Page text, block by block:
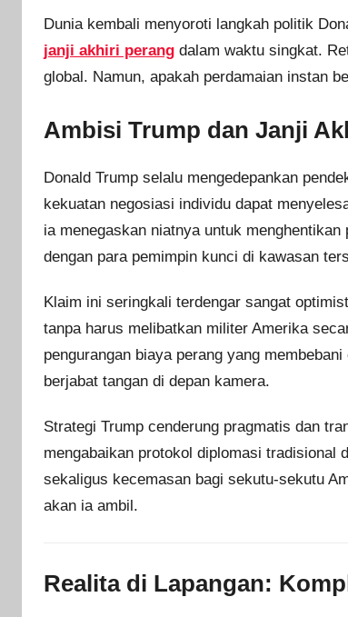
Dunia kembali menyoroti langkah politik
janji akhiri perang dalam waktu singkat.
global. Namun, apakah perdamaian instan
Ambisi Trump dan Janji
Donald Trump selalu mengedepankan
kekuatan negosiasi individu dapat
ia menegaskan niatnya untuk
dengan para pemimpin kunci di kawasan
Klaim ini seringkali terdengar sangat
tanpa harus melibatkan militer Amerika
pengurangan biaya perang yang
berjabat tangan di depan kamera.
Strategi Trump cenderung pragmatis dan
mengabaikan protokol diplomasi tradisional
sekaligus kecemasan bagi sekutu-sekutu
akan ia ambil.
Realita di Lapangan: